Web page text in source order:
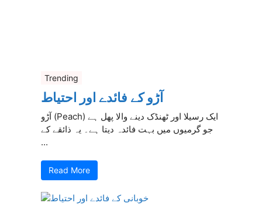
Trending
آڑو کے فائدے اور احتیاط
آڑو (Peach) ایک رسیلا اور ٹھنڈک دینے والا پھل ہے
جو گرمیوں میں بہت فائدہ دیتا ہے۔ یہ ذائقے کے
...
Read More